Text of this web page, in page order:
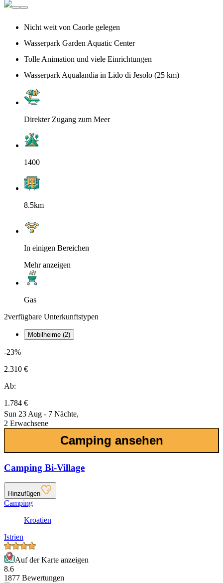
Nicht weit von Caorle gelegen
Wasserpark Garden Aquatic Center
Tolle Animation und viele Einrichtungen
Wasserpark Aqualandia in Lido di Jesolo (25 km)
Direkter Zugang zum Meer
1400
8.5km
In einigen Bereichen
Mehr anzeigen
Gas
2verfügbare Unterkunftstypen
Mobilheime (2)
-23%
2.310 €
Ab:
1.784 €
Sun 23 Aug - 7 Nächte,
2 Erwachsene
Camping ansehen
Camping Bi-Village
Hinzufügen
Camping
Kroatien
Istrien
Auf der Karte anzeigen
8.6
1877 Bewertungen